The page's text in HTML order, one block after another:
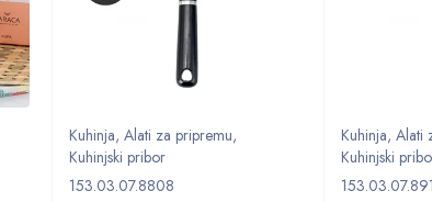
Kuhinja, Alati za pripremu,
Kuhinjski pribor
153.03.07.8808
Kuhinja, Alati
Kuhinjski